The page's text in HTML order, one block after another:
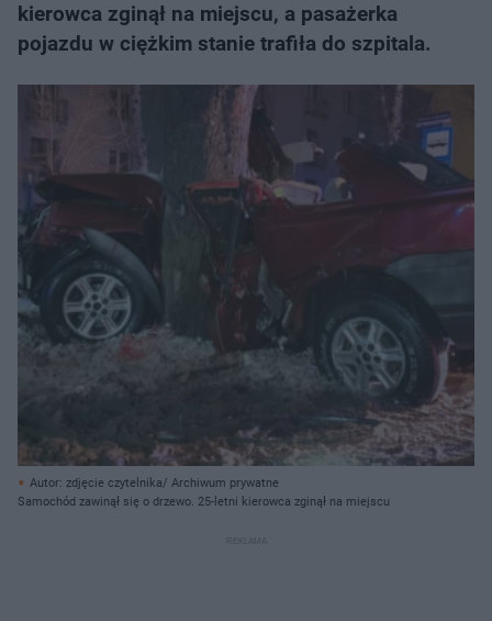
kierowca zginął na miejscu, a pasażerka
pojazdu w ciężkim stanie trafiła do szpitala.
Autor: zdjęcie czytelnika/ Archiwum prywatne
Samochód zawinął się o drzewo. 25-letni kierowca zginął na miejscu